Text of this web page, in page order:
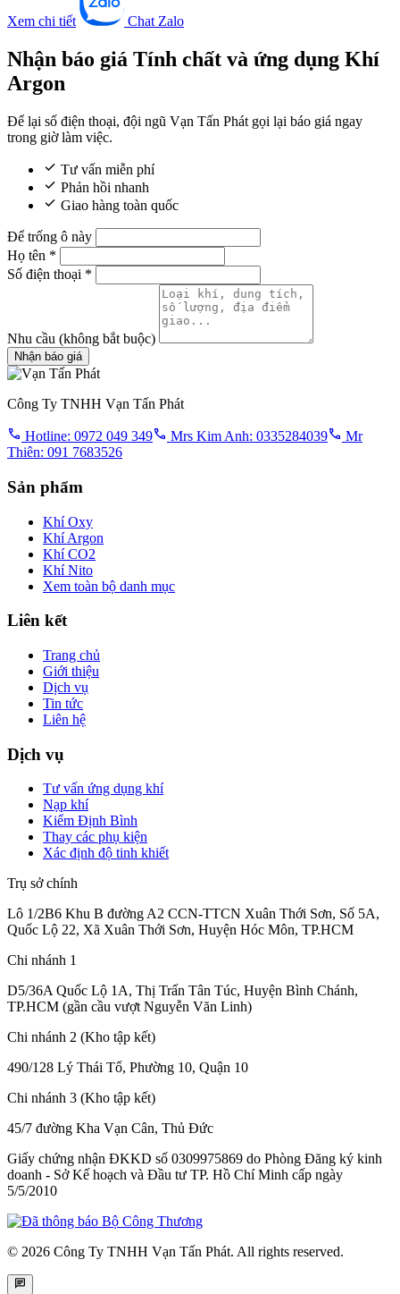
Xem chi tiết Chat Zalo
Nhận báo giá Tính chất và ứng dụng Khí
Argon
Để lại số điện thoại, đội ngũ Vạn Tấn Phát gọi lại báo giá ngay
trong giờ làm việc.
Tư vấn miễn phí
Phản hồi nhanh
Giao hàng toàn quốc
Để trống ô này
Họ tên *
Số điện thoại *
Nhu cầu (không bắt buộc)
Nhận báo giá
Công Ty TNHH Vạn Tấn Phát
Hotline: 0972 049 349 Mrs Kim Anh: 0335284039
Mr
Thiên: 091 7683526
Sản phẩm
Khí Oxy
Khí Argon
Khí CO2
Khí Nito
Xem toàn bộ danh mục
Liên kết
Trang chủ
Giới thiệu
Dịch vụ
Tin tức
Liên hệ
Dịch vụ
Tư vấn ứng dụng khí
Nạp khí
Kiểm Định Bình
Thay các phụ kiện
Xác định độ tinh khiết
Trụ sở chính
Lô 1/2B6 Khu B đường A2 CCN-TTCN Xuân Thới Sơn, Số 5A,
Quốc Lộ 22, Xã Xuân Thới Sơn, Huyện Hóc Môn, TP.HCM
Chi nhánh 1
D5/36A Quốc Lộ 1A, Thị Trấn Tân Túc, Huyện Bình Chánh,
TP.HCM (gần cầu vượt Nguyễn Văn Linh)
Chi nhánh 2 (Kho tập kết)
490/128 Lý Thái Tổ, Phường 10, Quận 10
Chi nhánh 3 (Kho tập kết)
45/7 đường Kha Vạn Cân, Thủ Đức
Giấy chứng nhận ĐKKD số 0309975869 do Phòng Đăng ký kinh
doanh - Sở Kế hoạch và Đầu tư TP. Hồ Chí Minh cấp ngày
5/5/2010
© 2026 Công Ty TNHH Vạn Tấn Phát. All rights reserved.